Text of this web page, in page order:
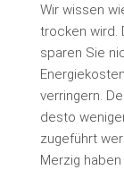
Wir wissen
trocken wird.
sparen Sie
verringern.
desto
zugeführt
Merzig